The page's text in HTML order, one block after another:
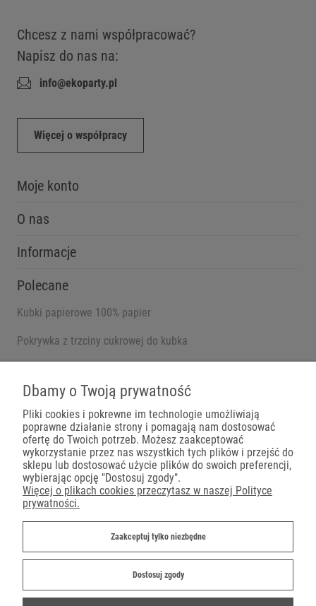
Chcesz z nami współpracować?
Napisz do nas na:
info@ekoparty.pl
Więcej o współpracy
Moje konto
O nas
Informacje
Polecane
Kubki papierowe 100% papier
Pokrywka z trzciny cukrowej do kubka
Płatności
Dbamy o Twoją prywatność
Pliki cookies i pokrewne im technologie umożliwiają
poprawne działanie strony i pomagają nam dostosować
ofertę do Twoich potrzeb. Możesz zaakceptować
wykorzystanie przez nas wszystkich tych plików i przejść do
sklepu lub dostosować użycie plików do swoich preferencji,
wybierając opcję "Dostosuj zgody".
Więcej o plikach cookies przeczytasz w naszej Polityce
prywatności.
Zaakceptuj tylko niezbędne
Dostosuj zgody